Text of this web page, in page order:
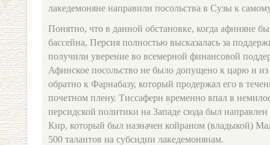
лакедемоняне направили посольства в Сузы к
Понятно, что в данной обстановке, когда афиняне
бассейна, Персия полностью высказалась за
получили уверение во всемерной финансовой
Афинское посольство не было допущено к царю и из
обратно к Фарнабазу, который продержал его в
почетном плену. Тиссаферн временно впал в
персидской политики на Западе сюда был
Кир, который был назначен койраном (владыкой)
500 талантов на субсидии лакедемонянам.